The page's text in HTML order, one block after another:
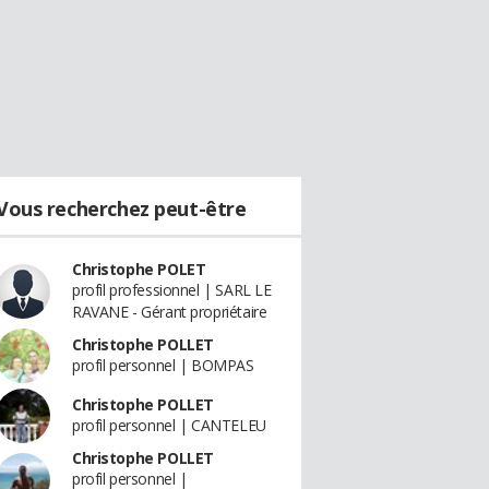
recherchez peut-être
Christophe POLET
profil professionnel | SARL LE
RAVANE - Gérant propriétaire
Christophe POLLET
profil personnel | BOMPAS
Christophe POLLET
profil personnel | CANTELEU
Christophe POLLET
profil personnel |